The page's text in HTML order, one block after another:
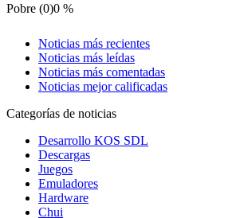
Pobre (0)0 %
Noticias más recientes
Noticias más leídas
Noticias más comentadas
Noticias mejor calificadas
Categorías de noticias
Desarrollo KOS SDL
Descargas
Juegos
Emuladores
Hardware
Chui